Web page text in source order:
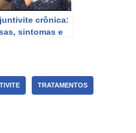
crônica:
sintomas e
TRATAMENTOS